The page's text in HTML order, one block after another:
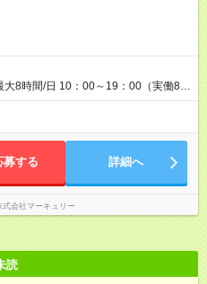
、仕事での成果にあわせて昇給しま
、上長の裁量でさらにプラスの昇給
入につながる環境です。 【試用
間の長さ：3ヶ月 雇用形態、給与は
大8時間/日 10：00～19：00（実働8時
ます。
募する 詳細へ
式会社マーキュリー
読